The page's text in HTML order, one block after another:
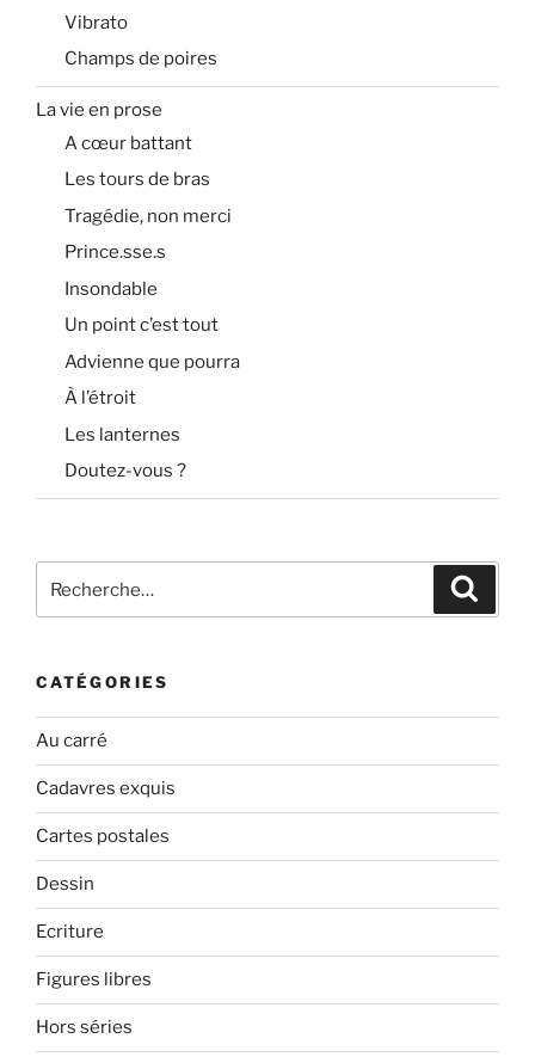
Vibrato
Champs de poires
La vie en prose
A cœur battant
Les tours de bras
Tragédie, non merci
Prince.sse.s
Insondable
Un point c’est tout
Advienne que pourra
À l’étroit
Les lanternes
Doutez-vous ?
pour
CATÉGORIES
Au carré
Cadavres exquis
Cartes postales
Dessin
Ecriture
Figures libres
Hors séries